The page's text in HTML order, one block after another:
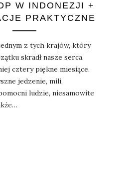
W INDONEZJI +
PRAKTYCZNE
z tych krajów, który
skradł nasze serca.
cztery piękne miesiące.
jedzenie, mili,
ludzie, niesamowite